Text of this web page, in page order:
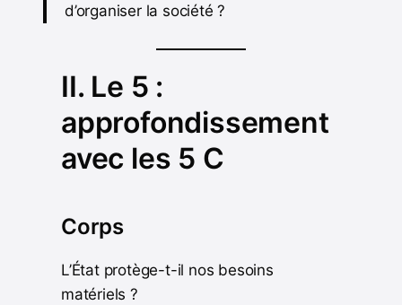
d’organiser la société ?
II. Le 5 :
approfondissement
avec les 5 C
Corps
L’État protège-t-il nos besoins
matériels ?